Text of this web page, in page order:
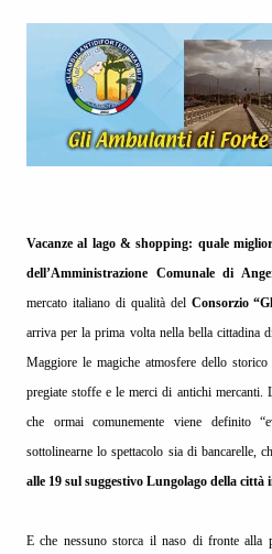
Vacanze al lago & shopping: quale
dell’Amministrazione Comunale di
mercato italiano di qualità del Consorzio
arriva per la prima volta nella bella cittadina
Maggiore le magiche atmosfere dello
pregiate stoffe e le merci di antichi mercanti.
che ormai comunemente viene definito
sottolinearne lo spettacolo sia di bancarelle,
alle 19 sul suggestivo Lungolago della città
E che nessuno storca il naso di fronte alla